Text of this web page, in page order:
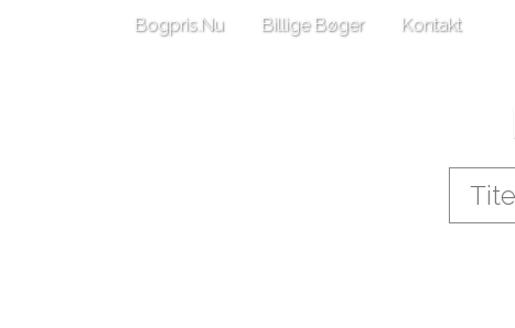
Bogpris.Nu Billige Bøger Kontakt